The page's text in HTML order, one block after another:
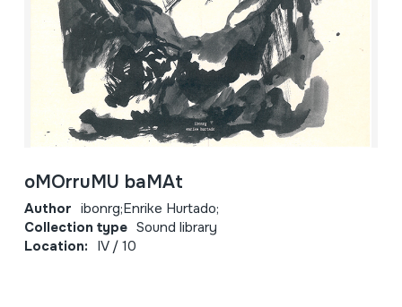
oMOrruMU baMAt
Author ibonrg;Enrike Hurtado;
Collection type Sound library
Location: IV / 10